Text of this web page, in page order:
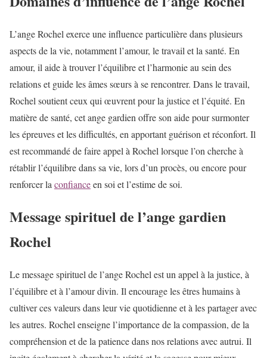
L’ange Rochel exerce une influence particulière dans plusieurs
aspects de la vie, notamment l’amour, le travail et la santé. En
amour, il aide à trouver l’équilibre et l’harmonie au sein des
relations et guide les âmes sœurs à se rencontrer. Dans le travail,
Rochel soutient ceux qui œuvrent pour la justice et l’équité. En
matière de santé, cet ange gardien offre son aide pour surmonter
les épreuves et les difficultés, en apportant guérison et réconfort. Il
est recommandé de faire appel à Rochel lorsque l’on cherche à
rétablir l’équilibre dans sa vie, lors d’un procès, ou encore pour
renforcer la confianceen soi et l’estime de soi.
Message spirituel de l’ange gardien
Rochel
Le message spirituel de l’ange Rochel est un appel à la justice, à
l’équilibre et à l’amour divin. Il encourage les êtres humains à
cultiver ces valeurs dans leur vie quotidienne et à les partager avec
les autres. Rochel enseigne l’importance de la compassion, de la
compréhension et de la patience dans nos relations avec autrui. Il